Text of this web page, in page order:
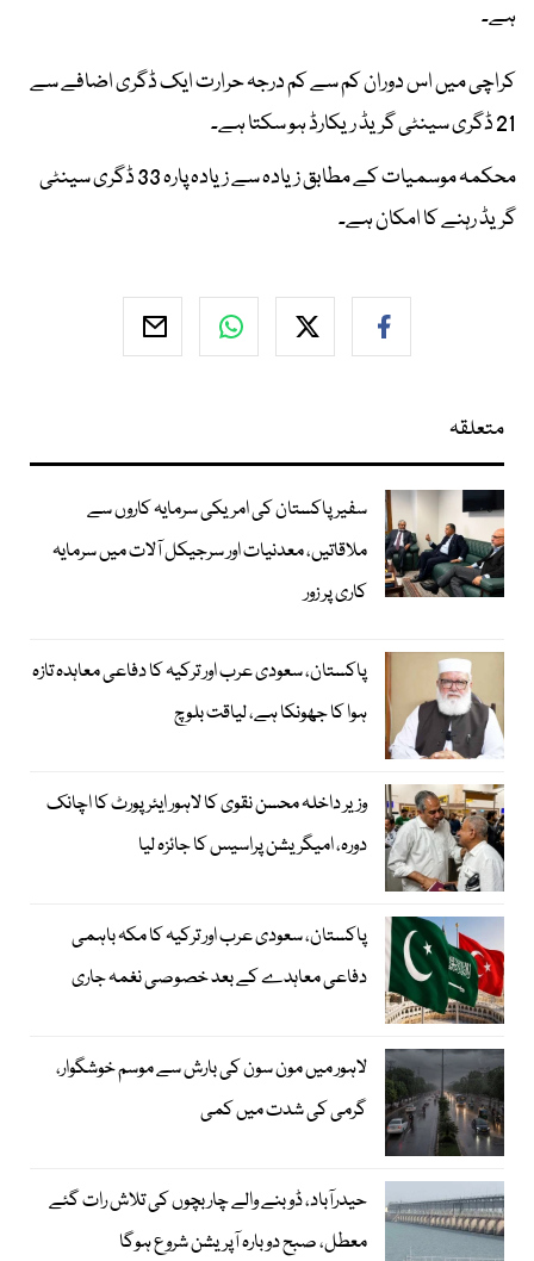
ہے۔
کراچی میں اس دوران کم سے کم درجہ حرارت ایک ڈگری اضافے سے
21 ڈگری سینٹی گریڈ ریکارڈ ہو سکتا ہے۔
محکمہ موسمیات کے مطابق زیادہ سے زیادہ پارہ 33 ڈگری سینٹی
گریڈ رہنے کا امکان ہے۔
متعلقہ
سفیر پاکستان کی امریکی سرمایہ کاروں سے
ملاقاتیں، معدنیات اور سرجیکل آلات میں سرمایہ
کاری پر زور
پاکستان، سعودی عرب اور ترکیہ کا دفاعی معاہدہ تازہ
ہوا کا جھونکا ہے، لیاقت بلوچ
وزیر داخلہ محسن نقوی کا لاہور ایئر پورٹ کا اچانک
دورہ، امیگریشن پراسیس کا جائزہ لیا
پاکستان، سعودی عرب اور ترکیہ کا مکہ باہمی
دفاعی معاہدے کے بعد خصوصی نغمہ جاری
لاہور میں مون سون کی بارش سے موسم خوشگوار،
گرمی کی شدت میں کمی
حیدرآباد، ڈوبنے والے چار بچوں کی تلاش رات گئے
معطل، صبح دوبارہ آپریشن شروع ہوگا